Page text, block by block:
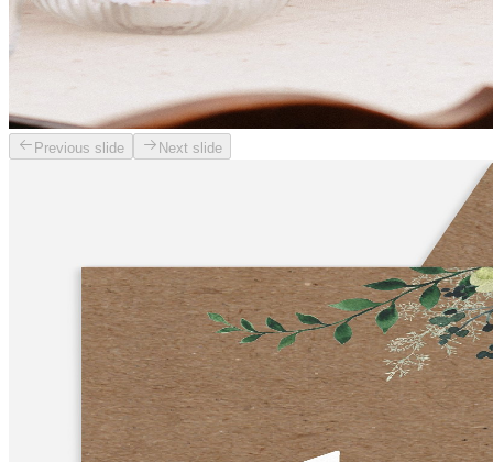
Previous slide Next slide